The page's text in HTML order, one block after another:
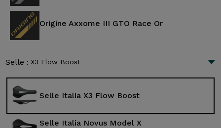
Origine Axxome III GTO Race Or
Selle : X3 Flow Boost
Selle Italia X3 Flow Boost
Selle Italia Novus Model X